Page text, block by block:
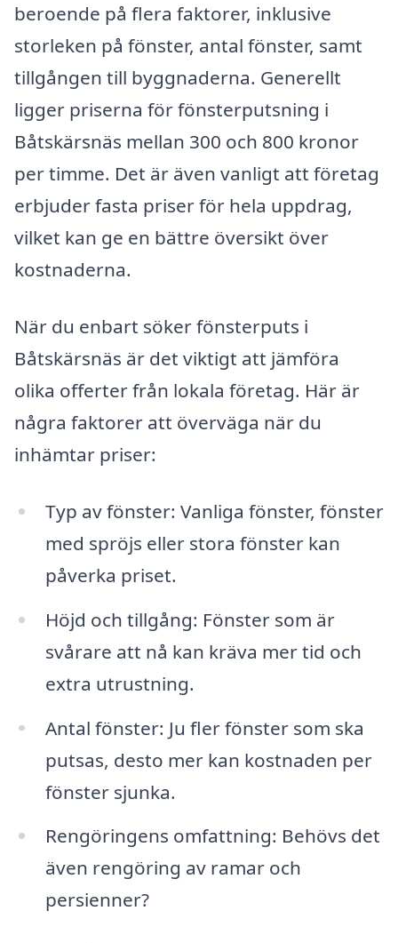
beroende på flera faktorer, inklusive
storleken på fönster, antal fönster, samt
tillgången till byggnaderna. Generellt
ligger priserna för fönsterputsning i
Båtskärsnäs mellan 300 och 800 kronor
per timme. Det är även vanligt att företag
erbjuder fasta priser för hela uppdrag,
vilket kan ge en bättre översikt över
kostnaderna.
När du enbart söker fönsterputs i
Båtskärsnäs är det viktigt att jämföra
olika offerter från lokala företag. Här är
några faktorer att överväga när du
inhämtar priser:
Typ av fönster: Vanliga fönster, fönster
med spröjs eller stora fönster kan
påverka priset.
Höjd och tillgång: Fönster som är
svårare att nå kan kräva mer tid och
extra utrustning.
Antal fönster: Ju fler fönster som ska
putsas, desto mer kan kostnaden per
fönster sjunka.
Rengöringens omfattning: Behövs det
även rengöring av ramar och
persienner?